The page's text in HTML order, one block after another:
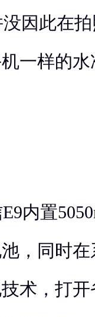
因此在
一样的
内置
，同时
术，打